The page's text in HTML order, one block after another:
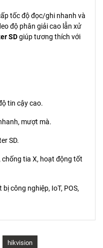
tốc độ đọc/ghi nhanh và
độ phân giải cao lẫn xử
SDgiúp tương thích với
tin cậy cao.
mượt mà.
SD.
chống tia X, hoạt động tốt
công nghiệp, IoT, POS,
hikvision